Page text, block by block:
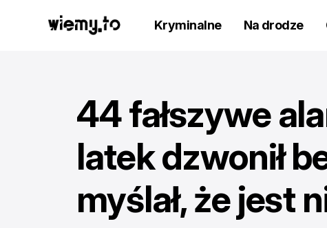
Kryminalne Na drodze
44 fałszywe
latek dzwonił
myślał, że jest